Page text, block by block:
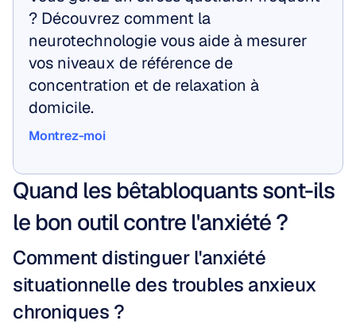
? Découvrez comment la
neurotechnologie vous aide à mesurer
vos niveaux de référence de
concentration et de relaxation à
domicile.
Montrez-moi
Quand les bêtabloquants sont-ils
le bon outil contre l'anxiété ?
Comment distinguer l'anxiété
situationnelle des troubles anxieux
chroniques ?